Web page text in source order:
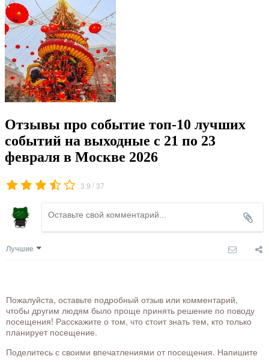
Отзывы про событие топ-10 лучших
событий на выходные с 21 по 23
февраля в Москве 2026
3.9 /37
Лучшие
Пожалуйста, оставьте подробный отзыв или комментарий,
чтобы другим людям было проще принять решение по поводу
посещения! Расскажите о том, что стоит знать тем, кто только
планирует посещение.
Поделитесь с своими впечатлениями от посещения. Напишите